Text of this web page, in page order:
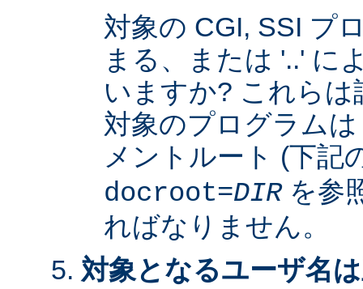
対象の CGI, SSI プ
まる、または '..' に
いますか? これら
対象のプログラム
メントルート (下記
docroot=DIRを参
ればなりません。
対象となるユーザ名